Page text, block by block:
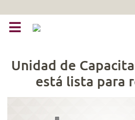
Unidad de
está lista para